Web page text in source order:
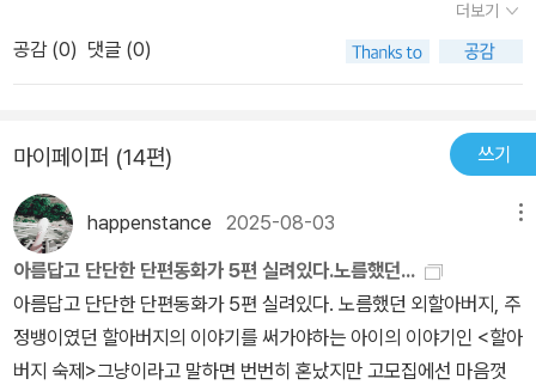
더보기
공감 (0) 댓글 (0)
마이페이퍼 (14편) 쓰기
happenstance 2025-08-03
아름답고 단단한 단편동화가 5편 실려있다.노름했던...
아름답고 단단한 단편동화가 5편 실려있다. 노름했던 외할아버지, 주
정뱅이였던 할아버지의 이야기를 써가야하는 아이의 이야기인 <할아
버지 숙제>그냥이라고 말하면 번번히 혼났지만 고모집에선 마음껏